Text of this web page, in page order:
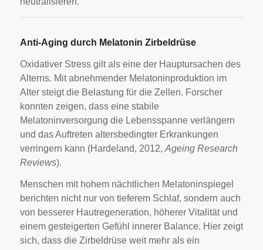
Anti-Aging durch Melatonin Zirbeldrüse
Oxidativer Stress gilt als eine der Hauptursachen des
Alterns. Mit abnehmender Melatoninproduktion im
Alter steigt die Belastung für die Zellen. Forscher
konnten zeigen, dass eine stabile
Melatoninversorgung die Lebensspanne verlängern
und das Auftreten altersbedingter Erkrankungen
verringern kann (Hardeland, 2012, Ageing Research
Reviews).
Menschen mit hohem nächtlichen Melatoninspiegel
berichten nicht nur von tieferem Schlaf, sondern auch
von besserer Hautregeneration, höherer Vitalität und
einem gesteigerten Gefühl innerer Balance. Hier zeigt
sich, dass die Zirbeldrüse weit mehr als ein